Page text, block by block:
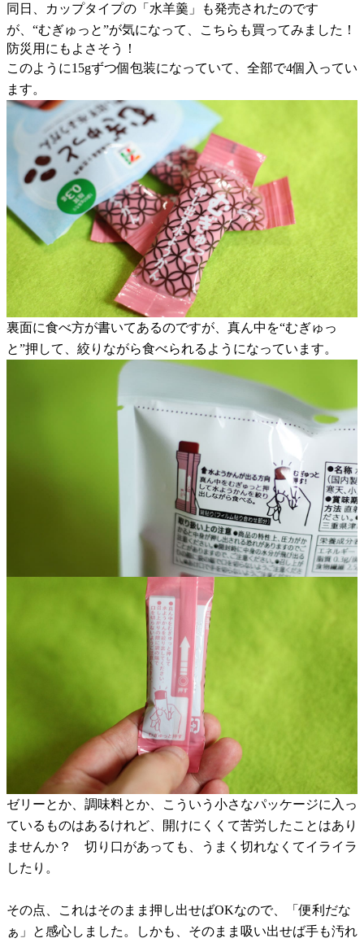
同日、カップタイプの「水羊羹」も発売されたのです
が、“むぎゅっと”が気になって、こちらも買ってみました！
防災用にもよさそう！
このように15gずつ個包装になっていて、全部で4個入ってい
ます。
裏面に食べ方が書いてあるのですが、真ん中を“むぎゅっ
と”押して、絞りながら食べられるようになっています。
ゼリーとか、調味料とか、こういう小さなパッケージに入っ
ているものはあるけれど、開けにくくて苦労したことはあり
ませんか？ 切り口があっても、うまく切れなくてイライラ
したり。
その点、これはそのまま押し出せばOKなので、「便利だな
ぁ」と感心しました。しかも、そのまま吸い出せば手も汚れ